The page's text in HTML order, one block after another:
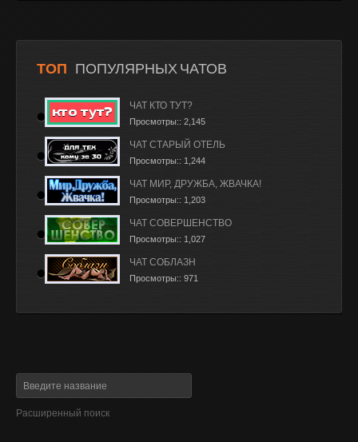
ТОП ПОПУЛЯРНЫХ ЧАТОВ
ЧАТ КТО ТУТ?
Просмотры:: 2,145
ЧАТ СТАРЫЙ ОТЕЛЬ
Просмотры:: 1,244
ЧАТ МИР, ДРУЖБА, ЖВАЧКА!
Просмотры:: 1,203
ЧАТ СОВЕРШЕНСТВО
Просмотры:: 1,027
ЧАТ СОБЛАЗН
Просмотры:: 971
Расширенный поиск